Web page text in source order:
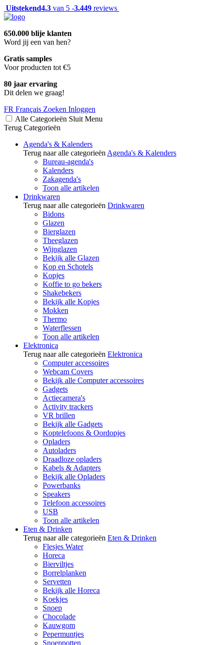
Uitstekend4.3 van 5 -3.449 reviews
650.000 blije klanten
Word jij een van hen?
Gratis samples
Voor producten tot €5
80 jaar ervaring
Dit delen we graag!
FR Français Zoeken Inloggen
Alle Categorieën Sluit Menu
Terug Categorieën
Agenda's & Kalenders
Terug naar alle categorieën Agenda's & Kalenders
Bureau-agenda's
Kalenders
Zakagenda's
Toon alle artikelen
Drinkwaren
Terug naar alle categorieën Drinkwaren
Bidons
Glazen
Bierglazen
Theeglazen
Wijnglazen
Bekijk alle Glazen
Kop en Schotels
Kopjes
Koffie to go bekers
Shakebekers
Bekijk alle Kopjes
Mokken
Thermo
Waterflessen
Toon alle artikelen
Elektronica
Terug naar alle categorieën Elektronica
Computer accessoires
Webcam Covers
Bekijk alle Computer accessoires
Gadgets
Actiecamera's
Activity trackers
VR brillen
Bekijk alle Gadgets
Koptelefoons & Oordopjes
Opladers
Autoladers
Draadloze opladers
Kabels & Adapters
Bekijk alle Opladers
Powerbanks
Speakers
Telefoon accessoires
USB
Toon alle artikelen
Eten & Drinken
Terug naar alle categorieën Eten & Drinken
Flesjes Water
Horeca
Bierviltjes
Borrelplanken
Servetten
Bekijk alle Horeca
Koekjes
Snoep
Chocolade
Kauwgom
Pepermuntjes
Snoeppotten